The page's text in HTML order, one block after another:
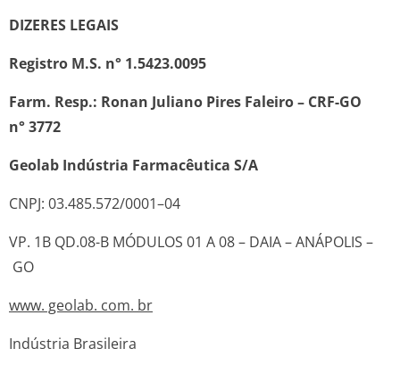
DIZERES LEGAIS
Registro M.S. n° 1.5423.0095
Farm. Resp.: Ronan Juliano Pires Faleiro – CRF-GO
n° 3772
Geolab Indústria Farmacêutica S/A
CNPJ: 03.485.572/0001–04
VP. 1B QD.08-B MÓDULOS 01 A 08 – DAIA – ANÁPOLIS –
GO
www. geolab. com. br
Indústria Brasileira